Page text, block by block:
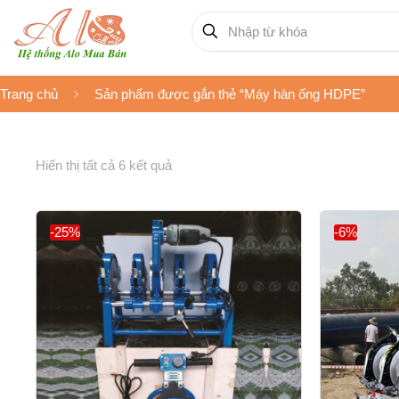
Trang chủ Sản phẩm được gắn thẻ “Máy hàn ống HDPE”
Hiển thị tất cả 6 kết quả
-25% -6%